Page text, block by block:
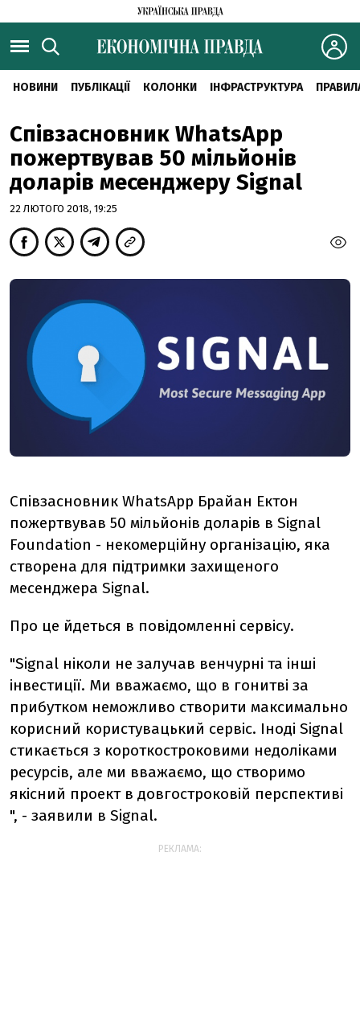
НОВИНИ ПУБЛІКАЦІЇ КОЛОНКИ ІНФРАСТРУКТУРА
Співзасновник WhatsApp
пожертвував 50 мільйонів
доларів месенджеру Signal
22 ЛЮТОГО 2018, 19:25
Співзасновник WhatsApp Брайан Ектон
пожертвував 50 мільйонів доларів в Signal
Foundation - некомерційну організацію, яка
створена для підтримки захищеного
месенджера Signal.
Про це йдеться в повідомленні сервісу.
"Signal ніколи не залучав венчурні та інші
інвестиції. Ми вважаємо, що в гонитві за
прибутком неможливо створити максимально
корисний користувацький сервіс. Іноді Signal
стикається з короткостроковими недоліками
ресурсів, але ми вважаємо, що створимо
якісний проект в довгостроковій перспективі
", - заявили в Signal.
РЕКЛАМА: